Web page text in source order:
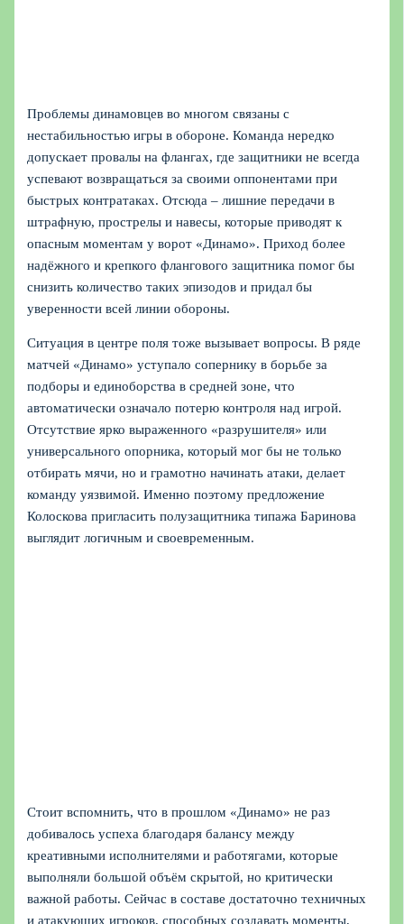
Проблемы динамовцев во многом связаны с
нестабильностью игры в обороне. Команда нередко
допускает провалы на флангах, где защитники не всегда
успевают возвращаться за своими оппонентами при
быстрых контратаках. Отсюда – лишние передачи в
штрафную, прострелы и навесы, которые приводят к
опасным моментам у ворот «Динамо». Приход более
надёжного и крепкого флангового защитника помог бы
снизить количество таких эпизодов и придал бы
уверенности всей линии обороны.
Ситуация в центре поля тоже вызывает вопросы. В ряде
матчей «Динамо» уступало сопернику в борьбе за
подборы и единоборства в средней зоне, что
автоматически означало потерю контроля над игрой.
Отсутствие ярко выраженного «разрушителя» или
универсального опорника, который мог бы не только
отбирать мячи, но и грамотно начинать атаки, делает
команду уязвимой. Именно поэтому предложение
Колоскова пригласить полузащитника типажа Баринова
выглядит логичным и своевременным.
Стоит вспомнить, что в прошлом «Динамо» не раз
добивалось успеха благодаря балансу между
креативными исполнителями и работягами, которые
выполняли большой объём скрытой, но критически
важной работы. Сейчас в составе достаточно техничных
и атакующих игроков, способных создавать моменты,